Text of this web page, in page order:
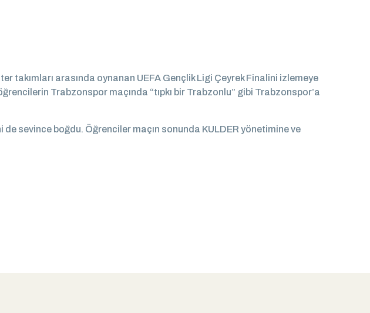
takımları arasında oynanan UEFA Gençlik Ligi Çeyrek Finalini izlemeye
Trabzonspor maçında “tıpkı bir Trabzonlu” gibi Trabzonspor’a
sevince boğdu. Öğrenciler maçın sonunda KULDER yönetimine ve